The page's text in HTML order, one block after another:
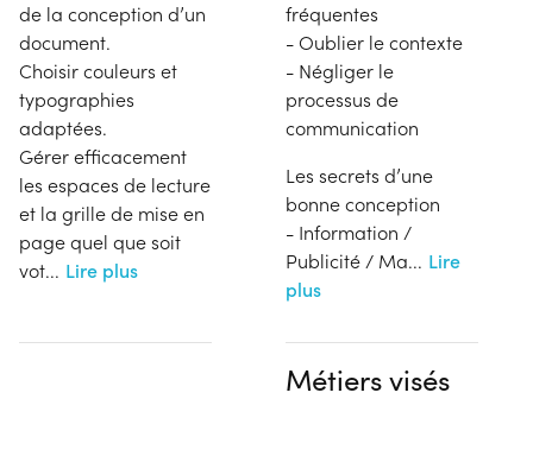
de la conception d’un
document.
Choisir couleurs et
typographies
adaptées.
Gérer efficacement
les espaces de lecture
et la grille de mise en
page quel que soit
vot... Lire plus
fréquentes
- Oublier le contexte
- Négliger le
processus de
communication
Les secrets d’une
bonne conception
- Information /
Publicité / Ma... Lire
plus
Métiers visés